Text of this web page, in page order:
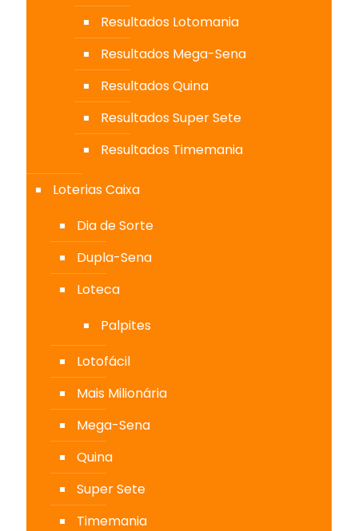
Resultados Lotomania
Resultados Mega-Sena
Resultados Quina
Resultados Super Sete
Resultados Timemania
Loterias Caixa
Dia de Sorte
Dupla-Sena
Loteca
Palpites
Lotofácil
Mais Milionária
Mega-Sena
Quina
Super Sete
Timemania